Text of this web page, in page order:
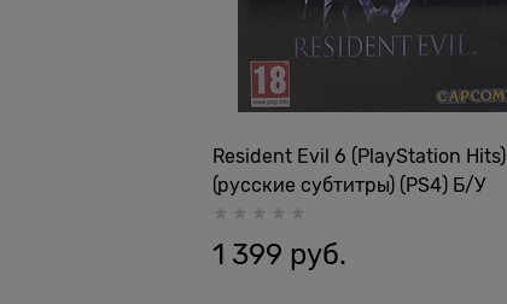
Resident Evil 6 (PlayStation Hits)
(русские субтитры) (PS4) Б/У
1 399 руб.